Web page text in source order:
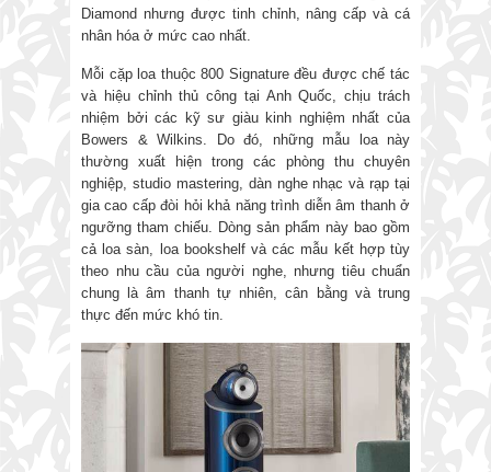
Diamond nhưng được tinh chỉnh, nâng cấp và cá
nhân hóa ở mức cao nhất.
Mỗi cặp loa thuộc 800 Signature đều được chế tác
và hiệu chỉnh thủ công tại Anh Quốc, chịu trách
nhiệm bởi các kỹ sư giàu kinh nghiệm nhất của
Bowers & Wilkins. Do đó, những mẫu loa này
thường xuất hiện trong các phòng thu chuyên
nghiệp, studio mastering, dàn nghe nhạc và rạp tại
gia cao cấp đòi hỏi khả năng trình diễn âm thanh ở
ngưỡng tham chiếu. Dòng sản phẩm này bao gồm
cả loa sàn, loa bookshelf và các mẫu kết hợp tùy
theo nhu cầu của người nghe, nhưng tiêu chuẩn
chung là âm thanh tự nhiên, cân bằng và trung
thực đến mức khó tin.